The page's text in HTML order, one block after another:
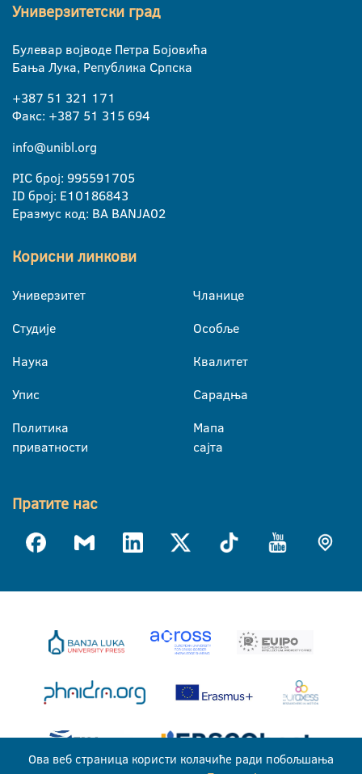
Универзитетски град
Булевар војводе Петра Бојовића
Бања Лука, Република Српска
+387 51 321 171
Факс: +387 51 315 694
info@unibl.org
PIC број: 995591705
ID број: E10186843
Еразмус код: BA BANJA02
Корисни линкови
Универзитет
Студије
Наука
Упис
Политика
приватности
Чланице
Особље
Квалитет
Сарадња
Мапа
сајта
Пратите нас
Ова веб страница користи колачиће ради побољшања